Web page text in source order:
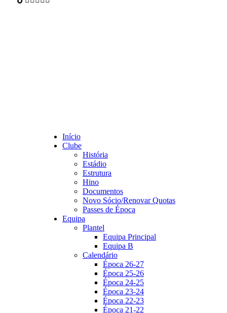
Início
Clube
História
Estádio
Estrutura
Hino
Documentos
Novo Sócio/Renovar Quotas
Passes de Época
Equipa
Plantel
Equipa Principal
Equipa B
Calendário
Época 26-27
Época 25-26
Época 24-25
Época 23-24
Época 22-23
Época 21-22